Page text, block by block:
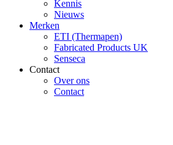
Kennis
Nieuws
Merken
ETI (Thermapen)
Fabricated Products UK
Senseca
Contact
Over ons
Contact